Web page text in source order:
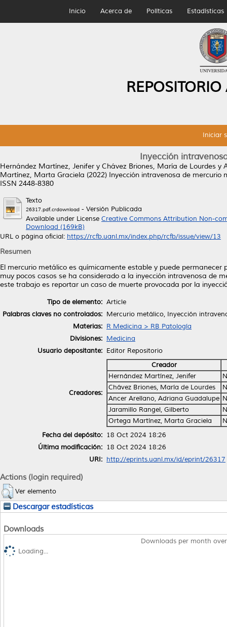
Inicio Acerca de Políticas Estadísticas
Iniciar
Inyección
Hernández Martínez, Jenifer y Chávez Briones, María de Lourdes y
Martínez, Marta Graciela (2022) Inyección intravenosa de mercurio
ISSN 2448-8380
Texto
26317.pdf.crdownload - Versión Publicada
Available under License Creative Commons Attribution Non-
Download (169kB)
URL o página oficial: https://rcfb.uanl.mx/index.php/rcfb/issue/view/13
Resumen
El mercurio metálico es químicamente estable y puede
muy pocos casos se ha considerado a la inyección intravenosa de
este trabajo es reportar un caso de muerte provocada por la
Tipo de elemento: Article
Palabras claves no controlados: Mercurio metálico, Inyección
Materias: R Medicina > RB Patología
Divisiones: Medicina
Usuario depositante: Editor Repositorio
Creadores:
Creador
Hernández Martínez, Jenifer
Chávez Briones, María de Lourdes
Ancer Arellano, Adriana Guadalupe
Jaramillo Rangel, Gilberto
Ortega Martínez, Marta Graciela
Fecha del depósito: 18 Oct 2024 18:26
Última modificación: 18 Oct 2024 18:26
URI: http://eprints.uanl.mx/id/eprint/26317
Actions (login required)
Ver elemento
Descargar estadísticas
Downloads
Downloads per month
Loading...